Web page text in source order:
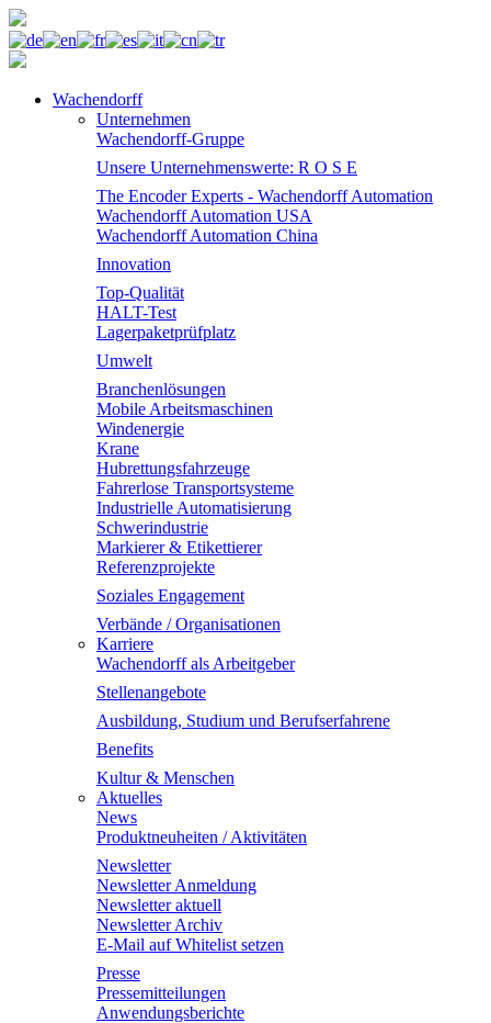
Wachendorff
Unternehmen
Wachendorff-Gruppe
Unsere Unternehmenswerte: R O S E
The Encoder Experts - Wachendorff Automation
Wachendorff Automation USA
Wachendorff Automation China
Innovation
Top-Qualität
HALT-Test
Lagerpaketprüfplatz
Umwelt
Branchenlösungen
Mobile Arbeitsmaschinen
Windenergie
Krane
Hubrettungsfahrzeuge
Fahrerlose Transportsysteme
Industrielle Automatisierung
Schwerindustrie
Markierer & Etikettierer
Referenzprojekte
Soziales Engagement
Verbände / Organisationen
Karriere
Wachendorff als Arbeitgeber
Stellenangebote
Ausbildung, Studium und Berufserfahrene
Benefits
Kultur & Menschen
Aktuelles
News
Produktneuheiten / Aktivitäten
Newsletter
Newsletter Anmeldung
Newsletter aktuell
Newsletter Archiv
E-Mail auf Whitelist setzen
Presse
Pressemitteilungen
Anwendungsberichte